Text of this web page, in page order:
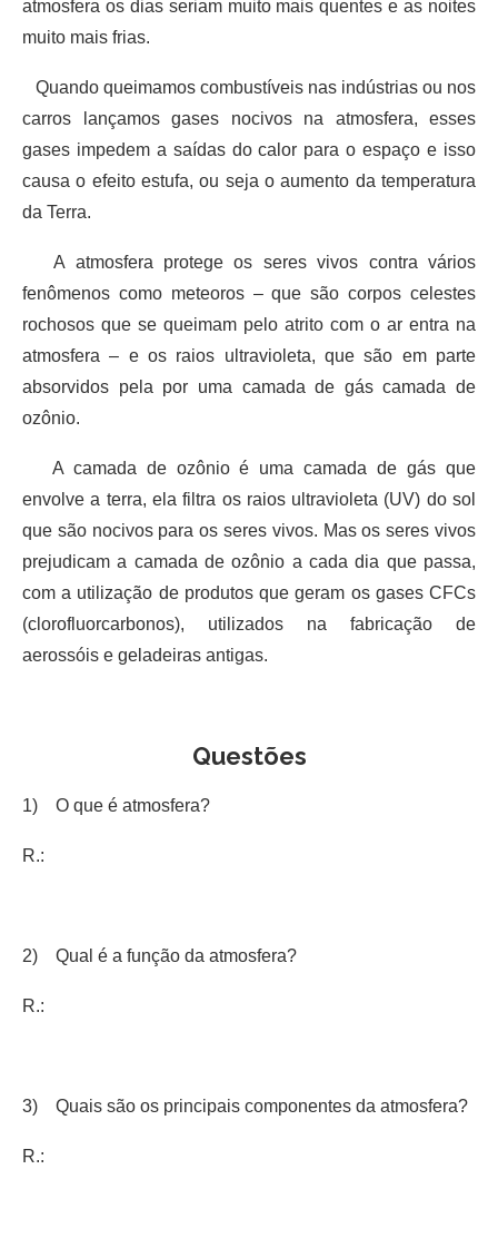
atmosfera os dias seriam muito mais quentes e as noites
muito mais frias.
Quando queimamos combustíveis nas indústrias ou nos
carros lançamos gases nocivos na atmosfera, esses
gases impedem a saídas do calor para o espaço e isso
causa o efeito estufa, ou seja o aumento da temperatura
da Terra.
A atmosfera protege os seres vivos contra vários
fenômenos como meteoros – que são corpos celestes
rochosos que se queimam pelo atrito com o ar entra na
atmosfera – e os raios ultravioleta, que são em parte
absorvidos pela por uma camada de gás camada de
ozônio.
A camada de ozônio é uma camada de gás que
envolve a terra, ela filtra os raios ultravioleta (UV) do sol
que são nocivos para os seres vivos. Mas os seres vivos
prejudicam a camada de ozônio a cada dia que passa,
com a utilização de produtos que geram os gases CFCs
(clorofluorcarbonos), utilizados na fabricação de
aerossóis e geladeiras antigas.
Questões
1) O que é atmosfera?
R.:
2) Qual é a função da atmosfera?
R.:
3) Quais são os principais componentes da atmosfera?
R.: